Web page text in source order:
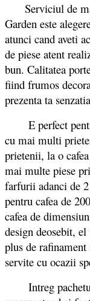
Serviciul de
Garden este
atunci cand aveti
de piese atent
bun. Calitatea
fiind frumos
prezenta ta
E perfect
cu mai multi
prietenii, la o
mai multe piese
farfurii adanci de
pentru cafea de
cafea de
design deosebit,
plus de
servite cu ocazii
Intreg pachetul